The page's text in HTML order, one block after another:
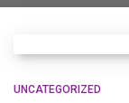
UNCATEGORIZED